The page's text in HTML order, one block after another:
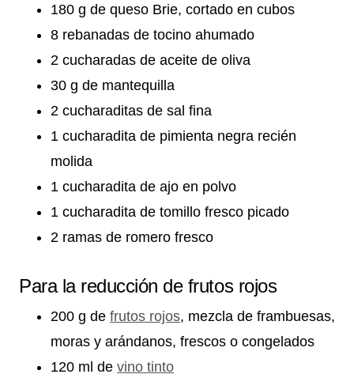
180 g de queso Brie, cortado en cubos
8 rebanadas de tocino ahumado
2 cucharadas de aceite de oliva
30 g de mantequilla
2 cucharaditas de sal fina
1 cucharadita de pimienta negra recién
molida
1 cucharadita de ajo en polvo
1 cucharadita de tomillo fresco picado
2 ramas de romero fresco
Para la reducción de frutos rojos
200 g de frutos rojos, mezcla de frambuesas,
moras y arándanos, frescos o congelados
120 ml de vino tinto